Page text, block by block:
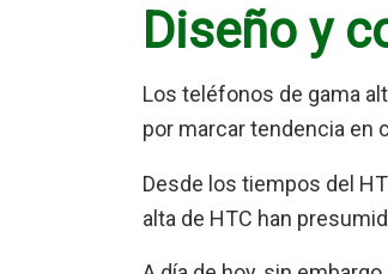
Diseño y
Los teléfonos de gama
por marcar tendencia en
Desde los tiempos del
alta de HTC han